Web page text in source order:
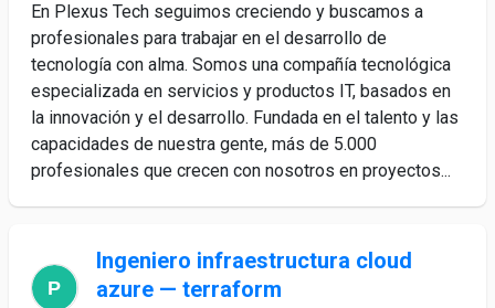
En Plexus Tech seguimos creciendo y buscamos a
profesionales para trabajar en el desarrollo de
tecnología con alma. Somos una compañía tecnológica
especializada en servicios y productos IT, basados en
la innovación y el desarrollo. Fundada en el talento y las
capacidades de nuestra gente, más de 5.000
profesionales que crecen con nosotros en proyectos...
Ingeniero infraestructura cloud
azure — terraform